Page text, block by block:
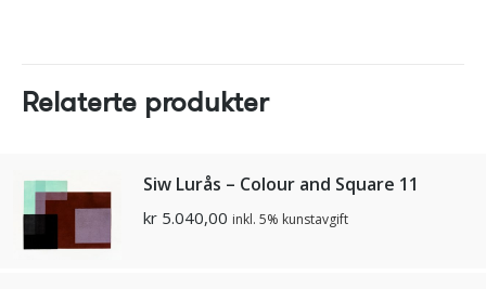
Relaterte produkter
Siw Lurås – Colour and Square 11
kr 5.040,00 inkl. 5% kunstavgift